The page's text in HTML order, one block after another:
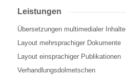
Leistungen
Übersetzungen multimedialer Inhalte
Layout mehrsprachiger Dokumente
Layout einsprachiger Publikationen
Verhandlungsdolmetschen